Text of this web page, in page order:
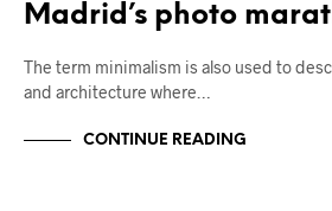
Madrid’s photo
The term minimalism is also used to
and architecture where…
CONTINUE READING